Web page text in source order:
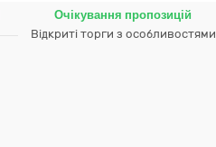
Очікування пропозицій
Відкриті торги з особливостями